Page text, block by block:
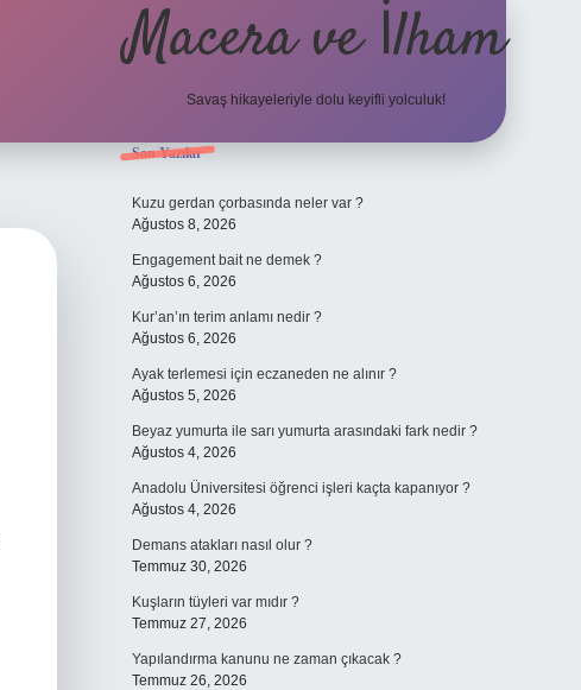
Macera ve İlham
Savaş hikayeleriyle dolu keyifli yolculuk!
Sidebar
Son Yazılar
Kuzu gerdan çorbasında neler var ?
Ağustos 8, 2026
Engagement bait ne demek ?
Ağustos 6, 2026
Kur’an’ın terim anlamı nedir ?
Ağustos 6, 2026
Ayak terlemesi için eczaneden ne alınır ?
Ağustos 5, 2026
Beyaz yumurta ile sarı yumurta arasındaki fark nedir ?
Ağustos 4, 2026
Anadolu Üniversitesi öğrenci işleri kaçta kapanıyor ?
Ağustos 4, 2026
Demans atakları nasıl olur ?
Temmuz 30, 2026
Kuşların tüyleri var mıdır ?
Temmuz 27, 2026
Yapılandırma kanunu ne zaman çıkacak ?
Temmuz 26, 2026